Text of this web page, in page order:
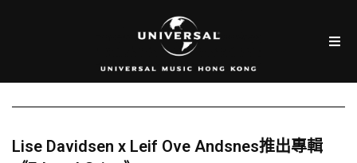
Lise Davidsen x Leif Ove Andsnes推出專輯